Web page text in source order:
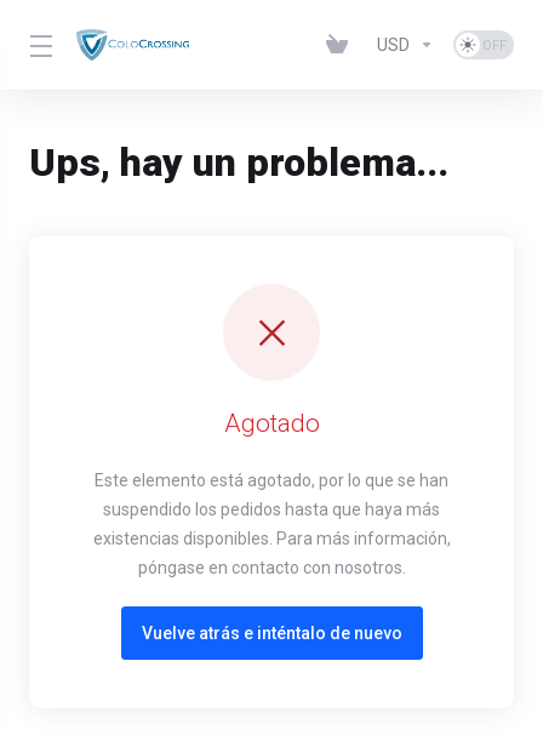
USD
Ups, hay un problema...
Agotado
Este elemento está agotado, por lo que se han
suspendido los pedidos hasta que haya más
existencias disponibles. Para más información,
póngase en contacto con nosotros.
Vuelve atrás e inténtalo de nuevo